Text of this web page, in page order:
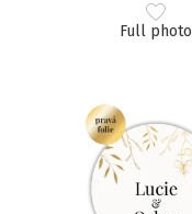
Full photo